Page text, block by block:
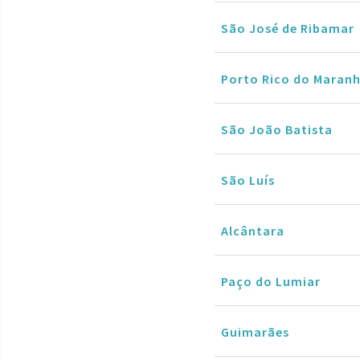
São José de Ribamar
Porto Rico do
São João Batista
São Luís
Alcântara
Paço do Lumiar
Guimarães